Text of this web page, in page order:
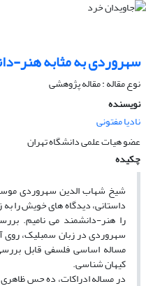
سهروردی به مثابه هنر-
نوع مقاله : مقاله پژوهشی
نویسنده
نادیا مفتونی
عضو هیات علمی دانشگاه تهران
چکیده
شیخ شهاب الدین سهروردی
داستانی، دیدگاه های خویش را به
را هنر-دانشمند می نامیم.
سهروردی در زبان سمبلیک،
مساله اساسی فلسفی قابل
کیهان شناسی.
در مساله ادراکات، ده حس ظاهری